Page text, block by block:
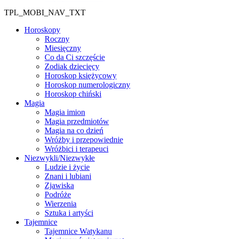
TPL_MOBI_NAV_TXT
Horoskopy
Roczny
Miesięczny
Co da Ci szczęście
Zodiak dziecięcy
Horoskop księżycowy
Horoskop numerologiczny
Horoskop chiński
Magia
Magia imion
Magia przedmiotów
Magia na co dzień
Wróżby i przepowiednie
Wróżbici i terapeuci
Niezwykli/Niezwykłe
Ludzie i życie
Znani i lubiani
Zjawiska
Podróże
Wierzenia
Sztuka i artyści
Tajemnice
Tajemnice Watykanu